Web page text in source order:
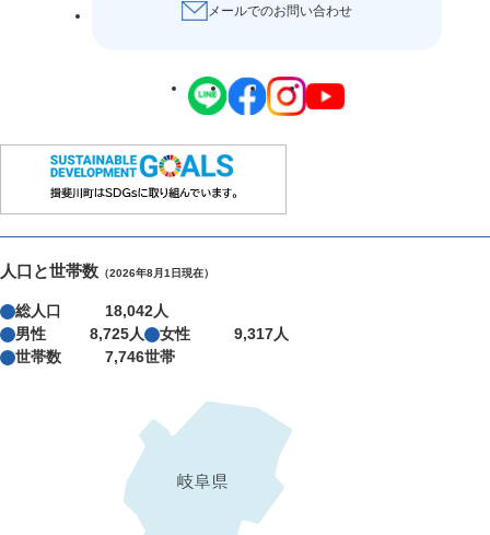
メールでのお問い合わせ
人口と世帯数 （2026年8月1日現在）
総人口
18,042人
男性
8,725人 女性
9,317人
世帯数
7,746世帯